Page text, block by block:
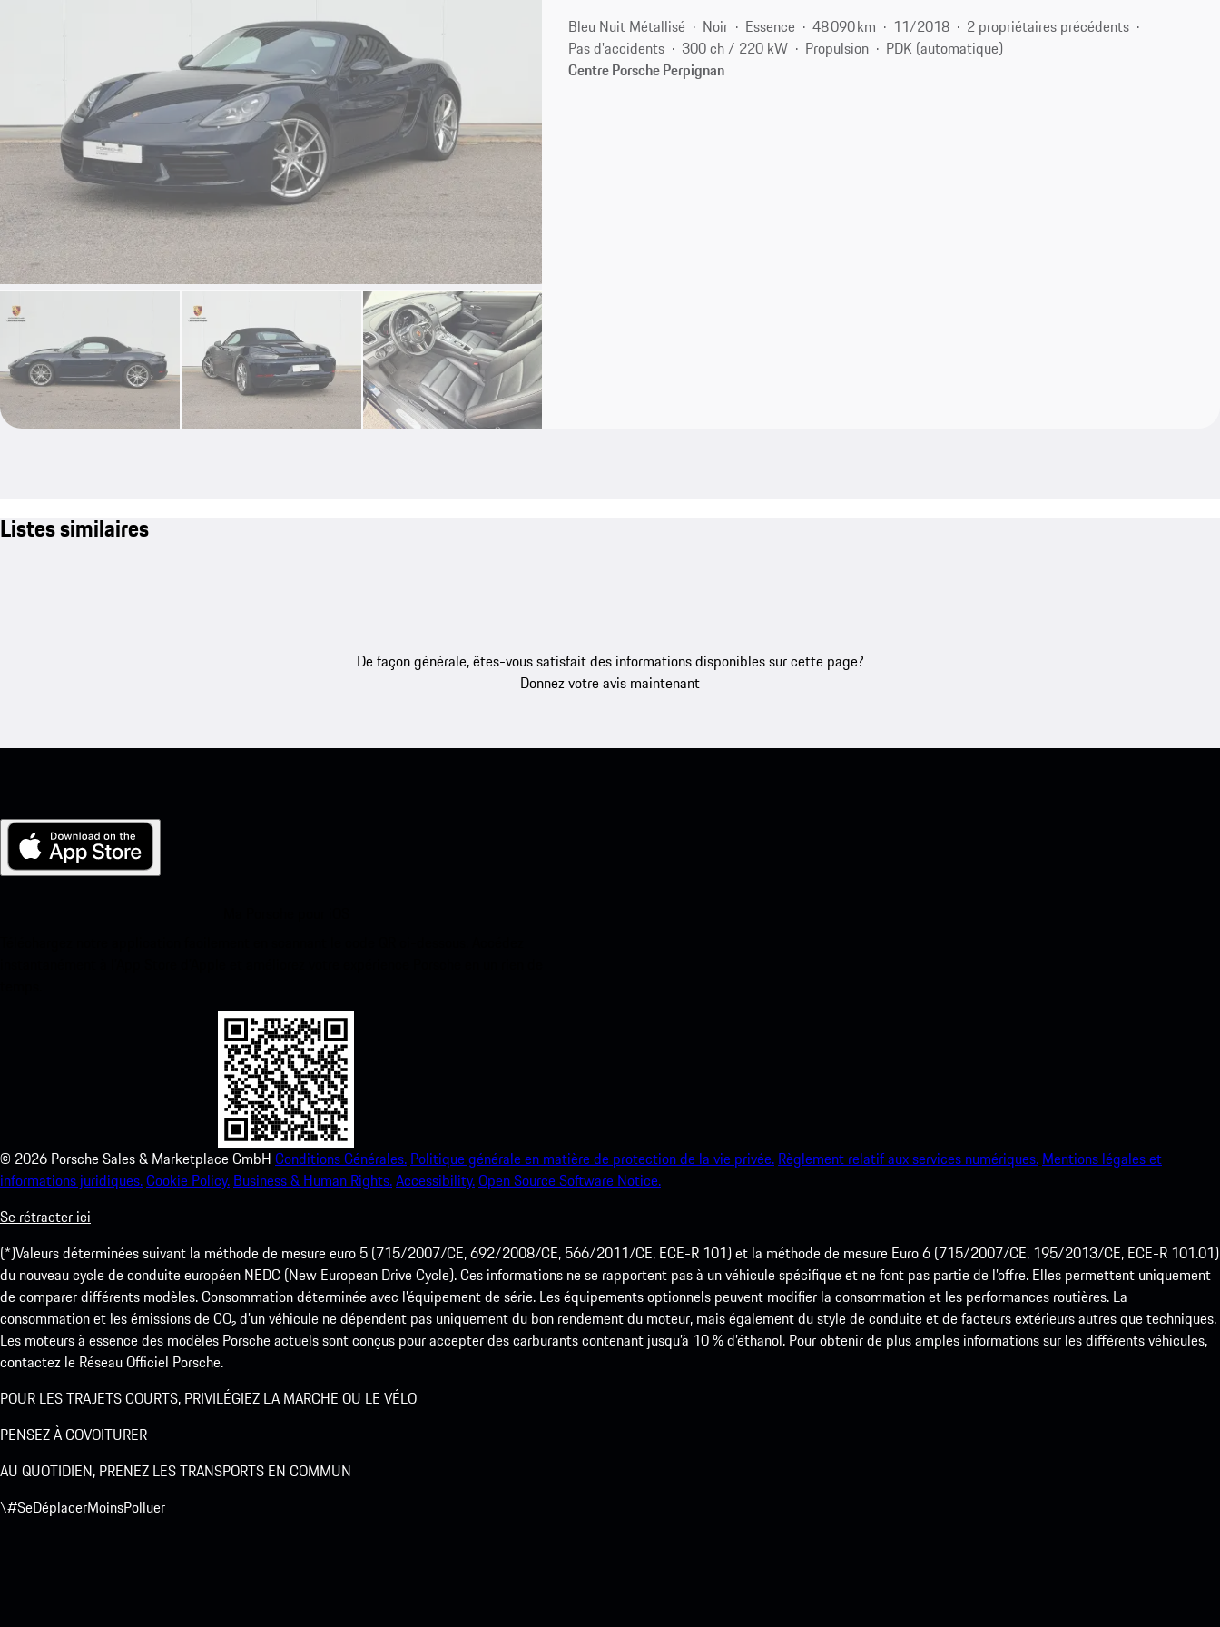
Bleu Nuit Métallisé Noir Essence 48 090 km 11/2018
2 propriétaires précédents
Pas d'accidents
300 ch / 220 kW Propulsion
PDK (automatique)
Centre Porsche Perpignan
Listes similaires
De façon générale, êtes-vous satisfait des informations disponibles sur cette page?
Donnez votre avis maintenant
© 2026 Porsche Sales & Marketplace GmbH Conditions Générales. Politique générale en matière de protection de la vie privée. Règlement relatif aux services numériques. Mentions légales et
informations juridiques.Cookie Policy. Business & Human Rights.Accessibility.Open Source Software Notice.
Se rétracter ici
(*)Valeurs déterminées suivant la méthode de mesure euro 5 (715/2007/CE, 692/2008/CE, 566/2011/CE, ECE-R 101) et la méthode de mesure Euro 6 (715/2007/CE, 195/2013/CE, ECE-R 101.01)
du nouveau cycle de conduite européen NEDC (New European Drive Cycle). Ces informations ne se rapportent pas à un véhicule spécifique et ne font pas partie de l’offre. Elles permettent uniquement
de comparer différents modèles. Consommation déterminée avec l’équipement de série. Les équipements optionnels peuvent modifier la consommation et les performances routières. La
consommation et les émissions de CO₂ d’un véhicule ne dépendent pas uniquement du bon rendement du moteur, mais également du style de conduite et de facteurs extérieurs autres que techniques.
Les moteurs à essence des modèles Porsche actuels sont conçus pour accepter des carburants contenant jusqu’à 10 % d’éthanol. Pour obtenir de plus amples informations sur les différents véhicules,
contactez le Réseau Officiel Porsche.
POUR LES TRAJETS COURTS, PRIVILÉGIEZ LA MARCHE OU LE VÉLO
PENSEZ À COVOITURER
AU QUOTIDIEN, PRENEZ LES TRANSPORTS EN COMMUN
\#SeDéplacerMoinsPolluer